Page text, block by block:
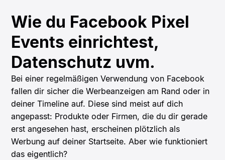
Wie du Facebook Pixel
Events einrichtest,
Datenschutz uvm.
Bei einer regelmäßigen Verwendung von Facebook
fallen dir sicher die Werbeanzeigen am Rand oder in
deiner Timeline auf. Diese sind meist auf dich
angepasst: Produkte oder Firmen, die du dir gerade
erst angesehen hast, erscheinen plötzlich als
Werbung auf deiner Startseite. Aber wie funktioniert
das eigentlich?